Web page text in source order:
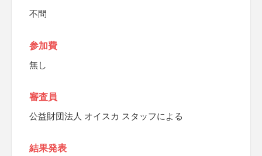
不問
参加費
無し
審査員
公益財団法人 オイスカ スタッフによる
結果発表